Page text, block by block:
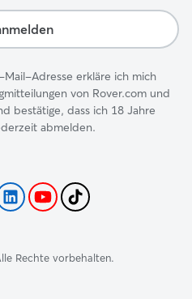
Adresse erkläre ich mich
von Rover.com und
bestätige, dass ich 18 Jahre
abmelden.
Rechte vorbehalten.